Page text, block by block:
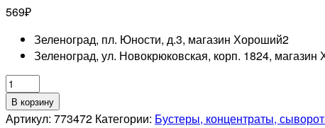
569₽
Зеленоград, пл. Юности, д.3, магазин Хороший2
Зеленоград, ул. Новокрюковская, корп. 1824,
Количество
товара
OLLIN
В корзину
Артикул: 773472 Категории: Бустеры, концентраты,